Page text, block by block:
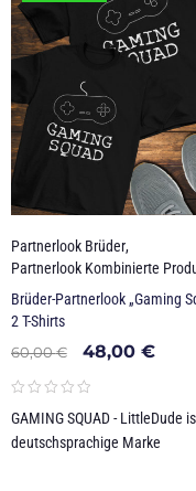
Partnerlook Brüder,
Partnerlook Kombinierte
Brüder-Partnerlook „Gaming
2 T-Shirts
60,00€ 48,00 €
GAMING SQUAD - LittleDude
deutschsprachige Marke